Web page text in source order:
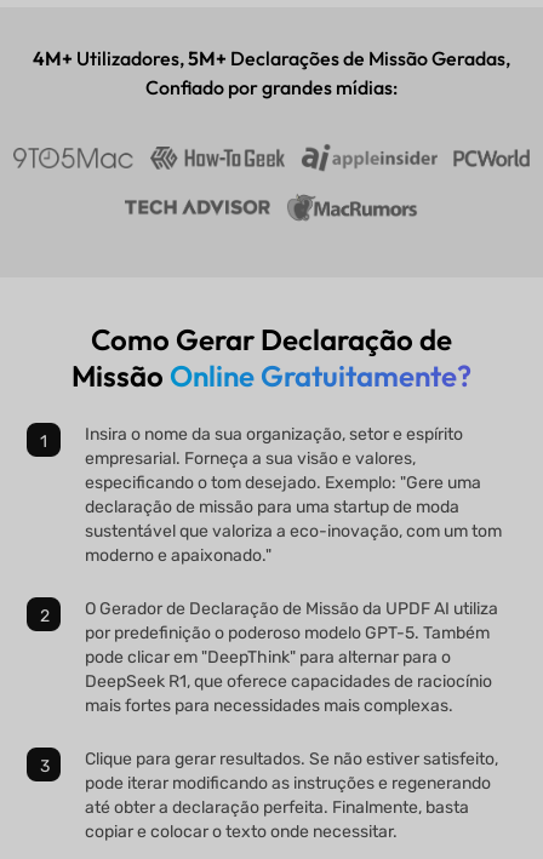
4M+ Utilizadores,5M+ Declarações de Missão Geradas,
Confiado por grandes mídias:
Como Gerar Declaração de
Missão Online Gratuitamente?
Insira o nome da sua organização, setor e espírito
empresarial. Forneça a sua visão e valores,
especificando o tom desejado. Exemplo: "Gere uma
declaração de missão para uma startup de moda
sustentável que valoriza a eco-inovação, com um tom
moderno e apaixonado."
O Gerador de Declaração de Missão da UPDF AI utiliza
por predefinição o poderoso modelo GPT-5. Também
pode clicar em "DeepThink" para alternar para o
DeepSeek R1, que oferece capacidades de raciocínio
mais fortes para necessidades mais complexas.
Clique para gerar resultados. Se não estiver satisfeito,
pode iterar modificando as instruções e regenerando
até obter a declaração perfeita. Finalmente, basta
copiar e colocar o texto onde necessitar.